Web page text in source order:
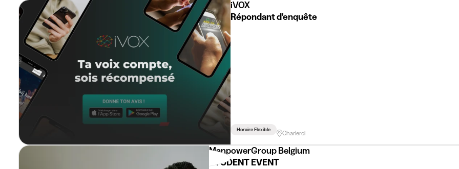
iVOX
Répondant d'enquête
Horaire Flexible Charleroi
ManpowerGroup Belgium
STUDENT EVENT